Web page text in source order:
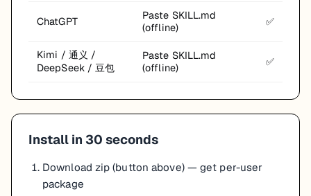
ChatGPT
Paste SKILL.md
(offline)
✅
Kimi / 通义 /
DeepSeek / 豆包
Paste SKILL.md
(offline)
✅
Install in 30 seconds
Download zip (button above) — get per-user
package